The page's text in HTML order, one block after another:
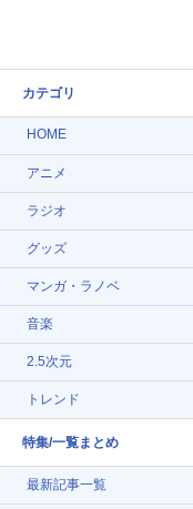
カテゴリ
HOME
アニメ
ラジオ
グッズ
マンガ・ラノベ
音楽
2.5次元
トレンド
特集/一覧まとめ
最新記事一覧